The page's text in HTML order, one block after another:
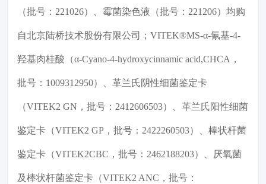
（批号：221026）、霉菌染色液（批号：221206）均购
自北京陆桥技术股份有限公司；VITEK®MS-α-氰基-4-
羟基肉桂酸（α-Cyano-4-hydroxycinnamic acid,CHCA，
批号：1009312950）、革兰氏阴性细菌鉴定卡
（VITEK2 GN，批号：2412606503）、革兰氏阳性细菌
鉴定卡（VITEK2 GP，批号：2422260503）、棒状杆菌
鉴定卡（VITEK2CBC，批号：2462188203）、厌氧菌
及棒状杆菌鉴定卡（VITEK2 ANC，批号：